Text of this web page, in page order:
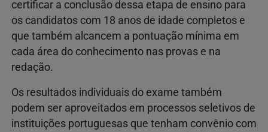
certificar a conclusão dessa etapa de ensino para
os candidatos com 18 anos de idade completos e
que também alcancem a pontuação mínima em
cada área do conhecimento nas provas e na
redação.
Os resultados individuais do exame também
podem ser aproveitados em processos seletivos de
instituições portuguesas que tenham convênio com